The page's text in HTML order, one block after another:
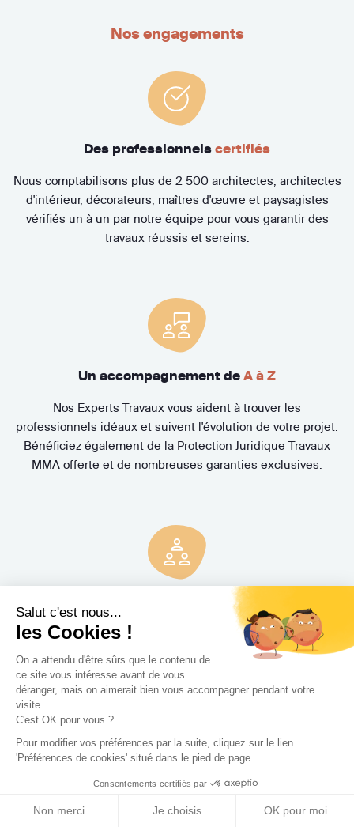
Salut c'est nous...
les Cookies !
On a attendu d'être sûrs que le contenu de
ce site vous intéresse avant de vous
déranger, mais on aimerait bien vous accompagner pendant votre
visite...
C'est OK pour vous ?
Pour modifier vos préférences par la suite, cliquez sur le lien
'Préférences de cookies' situé dans le pied de page.
Consentements certifiés par
Non merci Je choisis OK pour moi
Nos engagements
Des professionnels certifiés
Nous comptabilisons plus de 2 500 architectes, architectes
d'intérieur, décorateurs, maîtres d'œuvre et paysagistes
vérifiés un à un par notre équipe pour vous garantir des
travaux réussis et sereins.
Un accompagnement de A à Z
Nos Experts Travaux vous aident à trouver les
professionnels idéaux et suivent l'évolution de votre projet.
Bénéficiez également de la Protection Juridique Travaux
MMA offerte et de nombreuses garanties exclusives.
gratuits
Pas de mauvaise surprise. Rencontrez gratuitement et sans
engagement trois professionnels et recevez en quelques
jours leur proposition d'accompagnement.